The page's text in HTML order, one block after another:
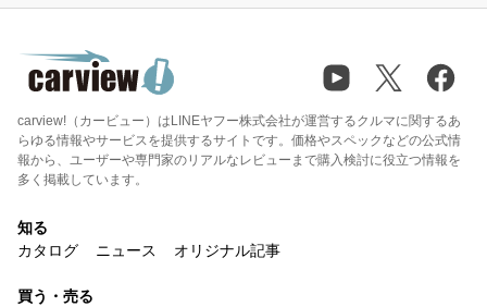
carview!（カービュー）はLINEヤフー株式会社が運営するクルマに関するあ
らゆる情報やサービスを提供するサイトです。価格やスペックなどの公式情
報から、ユーザーや専門家のリアルなレビューまで購入検討に役立つ情報を
多く掲載しています。
知る
カタログ
ニュース オリジナル記事
買う・売る